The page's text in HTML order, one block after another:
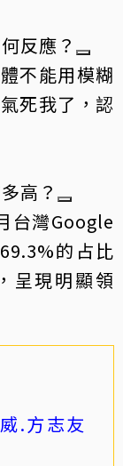
反應？
不能用模糊
死我了，認
高？
台灣Google
的占比
呈現明顯領
.方志友